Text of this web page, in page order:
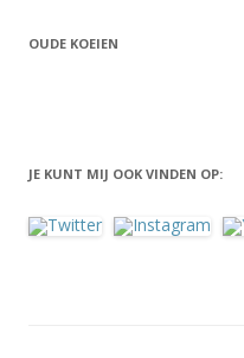
OUDE KOEIEN
JE KUNT MIJ OOK VINDEN OP: